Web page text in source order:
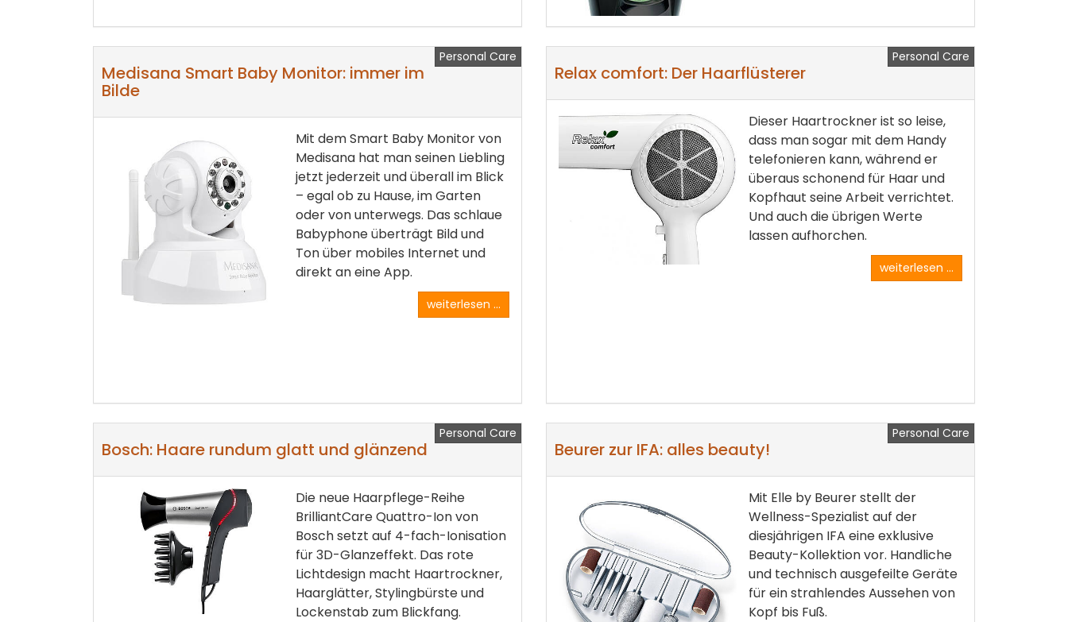
Personal Care
Medisana Smart Baby Monitor: immer im
Bilde
Mit dem Smart Baby Monitor von
Medisana hat man seinen Liebling
jetzt jederzeit und überall im Blick
– egal ob zu Hause, im Garten
oder von unterwegs. Das schlaue
Babyphone überträgt Bild und
Ton über mobiles Internet und
direkt an eine App.
weiterlesen ...
Personal Care
Relax comfort: Der Haarflüsterer
Dieser Haartrockner ist so leise,
dass man sogar mit dem Handy
telefonieren kann, während er
überaus schonend für Haar und
Kopfhaut seine Arbeit verrichtet.
Und auch die übrigen Werte
lassen aufhorchen.
weiterlesen ...
Personal Care
Bosch: Haare rundum glatt und glänzend
Die neue Haarpflege-Reihe
BrilliantCare Quattro-Ion von
Bosch setzt auf 4-fach-Ionisation
für 3D-Glanzeffekt. Das rote
Lichtdesign macht Haartrockner,
Haarglätter, Stylingbürste und
Lockenstab zum Blickfang.
Personal Care
Beurer zur IFA: alles beauty!
Mit Elle by Beurer stellt der
Wellness-Spezialist auf der
diesjährigen IFA eine exklusive
Beauty-Kollektion vor. Handliche
und technisch ausgefeilte Geräte
für ein strahlendes Aussehen von
Kopf bis Fuß.